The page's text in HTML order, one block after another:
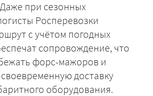
при сезонных
Росперевозки
с учётом погодных
сопровождение, что
форс-мажоров и
доставку
оборудования.